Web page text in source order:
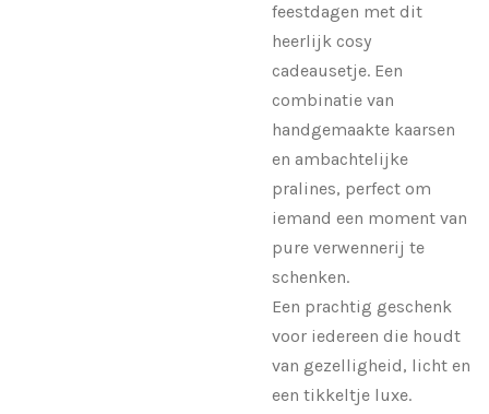
feestdagen met dit
heerlijk cosy
cadeausetje. Een
combinatie van
handgemaakte kaarsen
en ambachtelijke
pralines, perfect om
iemand een moment van
pure verwennerij te
schenken.
Een prachtig geschenk
voor iedereen die houdt
van gezelligheid, licht en
een tikkeltje luxe.